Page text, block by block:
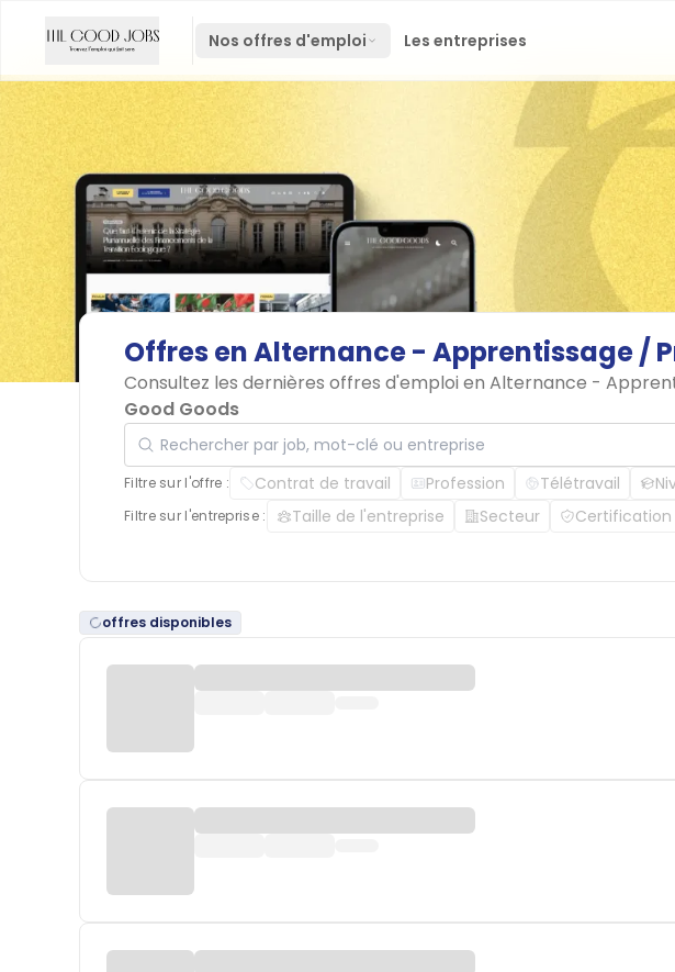
Nos offres d'emploi Les entreprises
Offres enAlternance- Apprentissage/
Consultez les dernières offres d'emploi en Alternance -
Good Goods
Rechercher par job, mot-clé ou entreprise
Filtre sur l'offre : Contrat de travail Profession Télétravail
Filtre sur l'entreprise : Taille de l'entreprise Secteur Certification
offres disponibles